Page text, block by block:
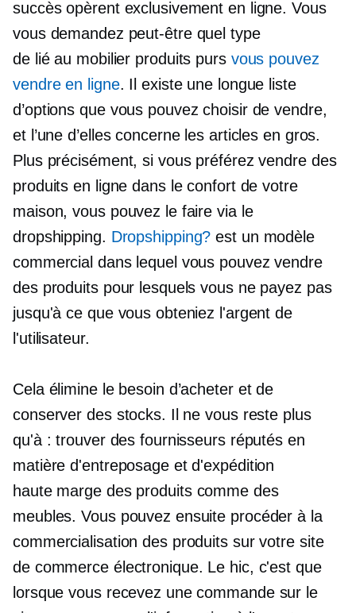
succès opèrent exclusivement en ligne. Vous
vous demandez peut-être quel type
de lié au mobilier produits purs vous pouvez
vendre en ligne. Il existe une longue liste
d’options que vous pouvez choisir de vendre,
et l’une d’elles concerne les articles en gros.
Plus précisément, si vous préférez vendre des
produits en ligne dans le confort de votre
maison, vous pouvez le faire via le
dropshipping. Dropshipping? est un modèle
commercial dans lequel vous pouvez vendre
des produits pour lesquels vous ne payez pas
jusqu'à ce que vous obteniez l'argent de
l'utilisateur.
Cela élimine le besoin d’acheter et de
conserver des stocks. Il ne vous reste plus
qu'à : trouver des fournisseurs réputés en
matière d'entreposage et d'expédition
haute margedes produits comme des
meubles. Vous pouvez ensuite procéder à la
commercialisation des produits sur votre site
de commerce électronique. Le hic, c'est que
lorsque vous recevez une commande sur le